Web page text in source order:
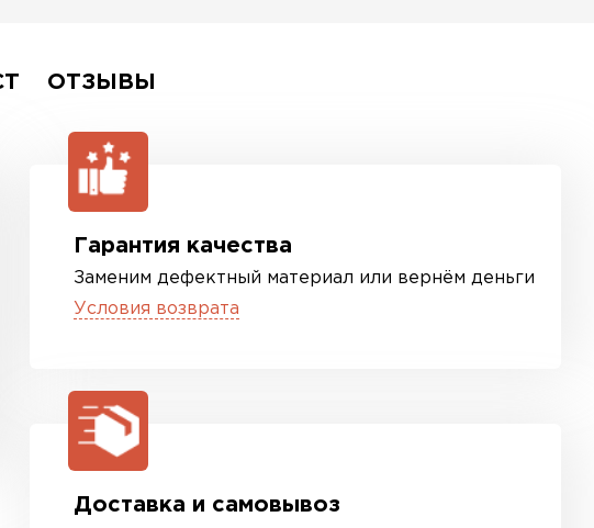
ОТЗЫВЫ
Гарантия качества
Заменим дефектный материал или вернём деньги
Условия возврата
Доставка и самовывоз